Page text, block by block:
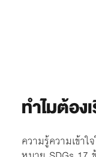
ทำไมต้อง
ความรู้ความเข้าใ